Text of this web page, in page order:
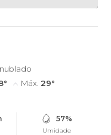
Máx. 29°
57%
Umidade